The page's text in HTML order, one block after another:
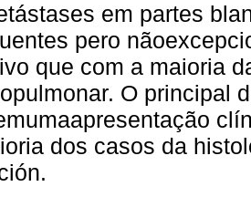
em partes
pero
que com a maioria
O principal
dos casos da